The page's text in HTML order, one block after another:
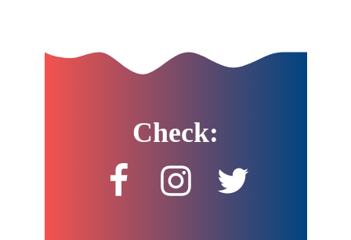
Check: